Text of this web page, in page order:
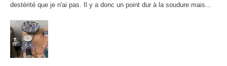
destérité que je n'ai pas. Il y a donc un point dur à la soudure mais...